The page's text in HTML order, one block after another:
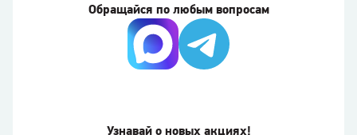
Узнавай о новых акциях!
Обращайся по любым вопросам